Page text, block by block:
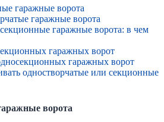
гаражные ворота
гаражные ворота
гаражные ворота: в чем
гаражных ворот
гаражных ворот
одностворчатые или секционные
ворота